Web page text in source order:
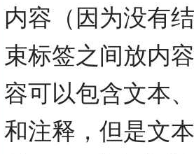
内容（因为没有
束标签之间放内
容可以包含文本
和注释，但是文